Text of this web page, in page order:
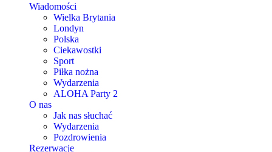
Wiadomości
Wielka Brytania
Londyn
Polska
Ciekawostki
Sport
Piłka nożna
Wydarzenia
ALOHA Party 2
O nas
Jak nas słuchać
Wydarzenia
Pozdrowienia
Rezerwacje